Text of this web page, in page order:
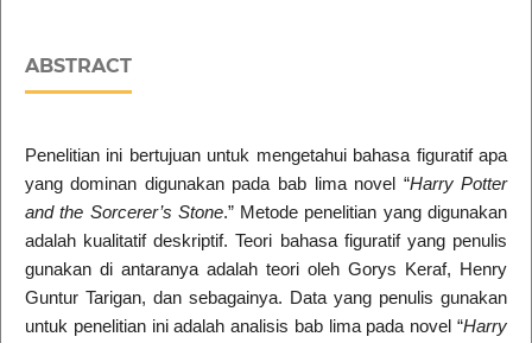
ABSTRACT
Penelitian ini bertujuan untuk mengetahui bahasa figuratif apa
yang dominan digunakan pada bab lima novel “Harry Potter
and the Sorcerer’s Stone.” Metode penelitian yang digunakan
adalah kualitatif deskriptif. Teori bahasa figuratif yang penulis
gunakan di antaranya adalah teori oleh Gorys Keraf, Henry
Guntur Tarigan, dan sebagainya. Data yang penulis gunakan
untuk penelitian ini adalah analisis bab lima pada novel “Harry